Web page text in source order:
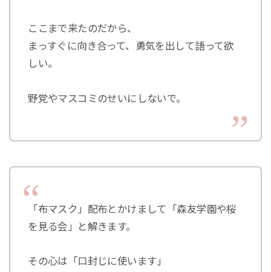
ここまで来たのだから、
まっすぐに向き合って、勇気を出して語って欲
しい。
野党やマスコミのせいにしないで。
「布マスク」配布とかけまして「森友学園や桜
を見る会」と解きます。
その心は「口封じに使います」